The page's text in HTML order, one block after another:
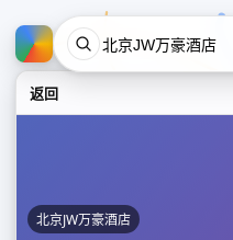
返回
北京JW万豪酒店